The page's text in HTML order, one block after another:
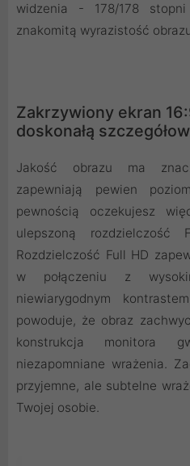
widzenia - 178/178
znakomitą wyrazistość
Zakrzywiony ekran
doskonałą
Jakość obrazu ma
zapewniają pewien
pewnością oczekujesz
ulepszoną
Rozdzielczość Full HD
w połączeniu z
niewiarygodnym
powoduje, że obraz
konstrukcja monitora
niezapomniane wrażenia.
przyjemne, ale subtelne
Twojej osobie.